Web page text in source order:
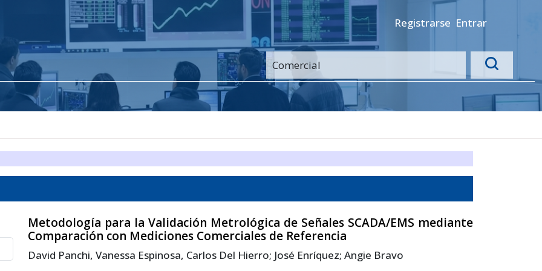
Registrarse Entrar
Metodología para la Validación Metrológica de Señales SCADA/EMS mediante
Comparación con Mediciones Comerciales de Referencia
David Panchi, Vanessa Espinosa, Carlos Del Hierro; José Enríquez; Angie Bravo